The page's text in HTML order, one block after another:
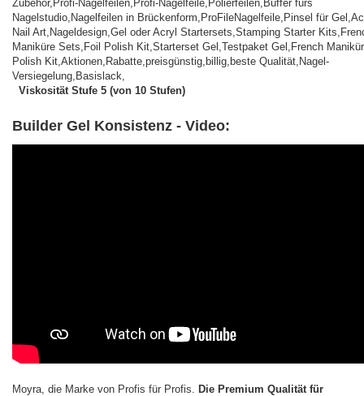
Viskosität Stufe 5 (von 10 Stufen)
Builder Gel Konsistenz - Video:
Moyra, die Marke von Profis für Profis. Die Premium Qualität für